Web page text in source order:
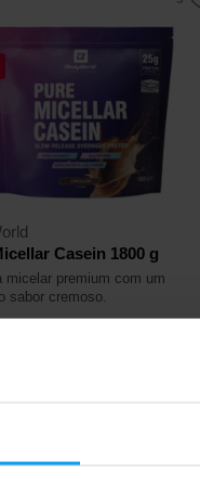
Casein 1800 g
micelar premium com um
sabor cremoso.
€